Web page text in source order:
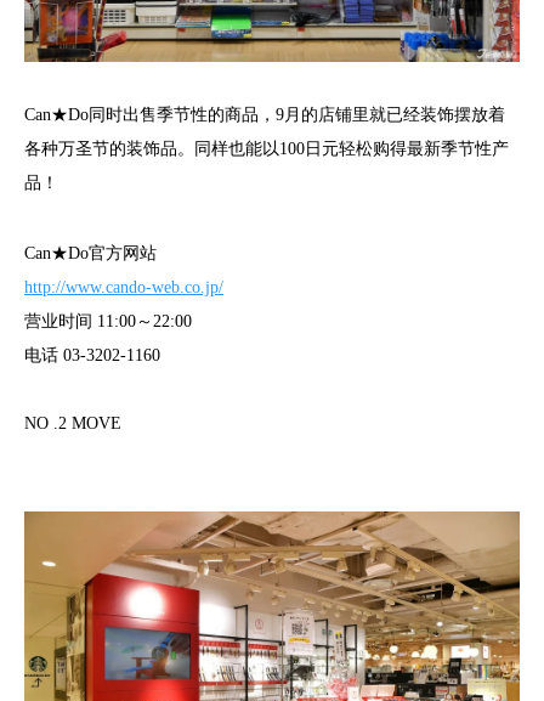
Can★Do同时出售季节性的商品，9月的店铺里就已经装饰摆放着
各种万圣节的装饰品。同样也能以100日元轻松购得最新季节性产
品！
Can★Do官方网站
http://www.cando-web.co.jp/
营业时间 11:00～22:00
电话 03-3202-1160
NO .2 MOVE